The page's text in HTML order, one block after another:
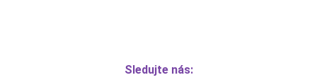
Sledujte nás: